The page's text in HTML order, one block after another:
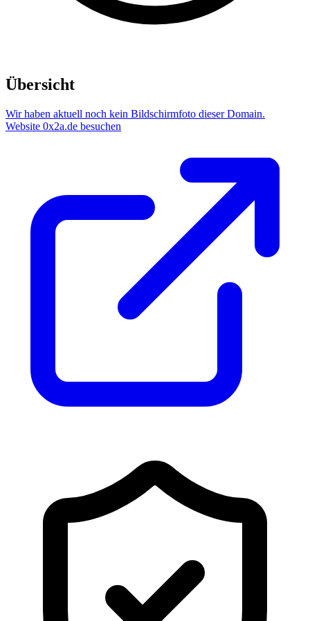
Übersicht
Wir haben aktuell noch kein Bildschirmfoto dieser Domain.
Website 0x2a.de besuchen